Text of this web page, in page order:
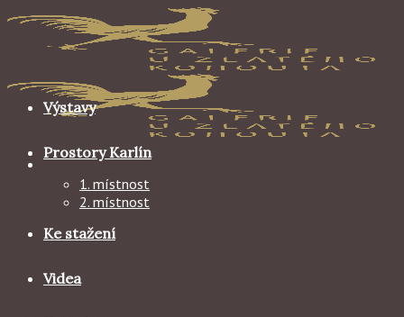
Skip
content
Výstavy
Prostory Karlín
1. místnost
2. místnost
Ke stažení
Videa